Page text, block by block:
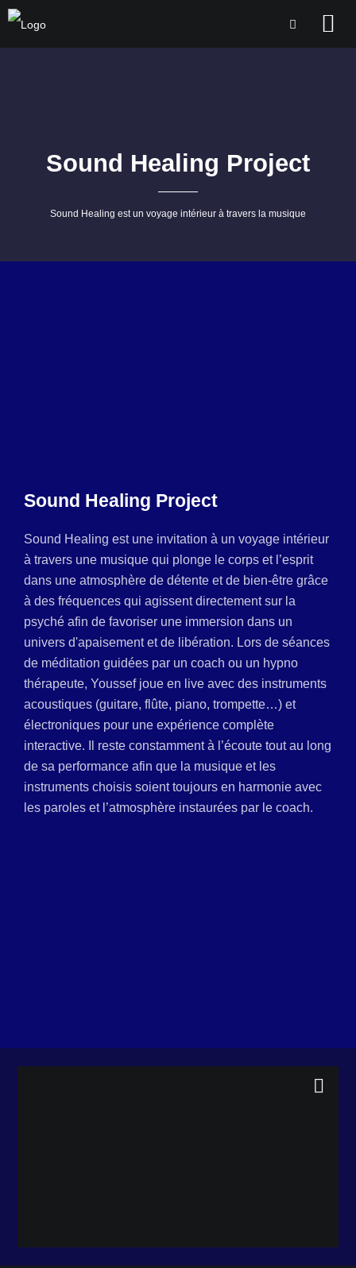
Sound Healing Project
Sound Healing est un voyage intérieur à travers la musique
Sound Healing Project
Sound Healing est une invitation à un voyage intérieur
à travers une musique qui plonge le corps et l’esprit
dans une atmosphère de détente et de bien-être grâce
à des fréquences qui agissent directement sur la
psyché afin de favoriser une immersion dans un
univers d'apaisement et de libération. Lors de séances
de méditation guidées par un coach ou un hypno
thérapeute, Youssef joue en live avec des instruments
acoustiques (guitare, flûte, piano, trompette…) et
électroniques pour une expérience complète
interactive. Il reste constamment à l’écoute tout au long
de sa performance afin que la musique et les
instruments choisis soient toujours en harmonie avec
les paroles et l’atmosphère instaurées par le coach.